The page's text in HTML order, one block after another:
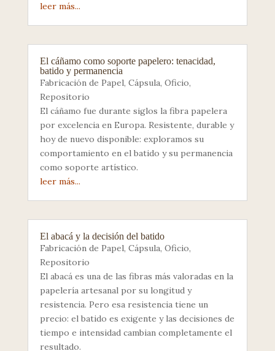
leer más...
El cáñamo como soporte papelero: tenacidad,
batido y permanencia
Fabricación de Papel, Cápsula, Oficio,
Repositorio
El cáñamo fue durante siglos la fibra papelera
por excelencia en Europa. Resistente, durable y
hoy de nuevo disponible: exploramos su
comportamiento en el batido y su permanencia
como soporte artístico.
leer más...
El abacá y la decisión del batido
Fabricación de Papel, Cápsula, Oficio,
Repositorio
El abacá es una de las fibras más valoradas en la
papelería artesanal por su longitud y
resistencia. Pero esa resistencia tiene un
precio: el batido es exigente y las decisiones de
tiempo e intensidad cambian completamente el
resultado.